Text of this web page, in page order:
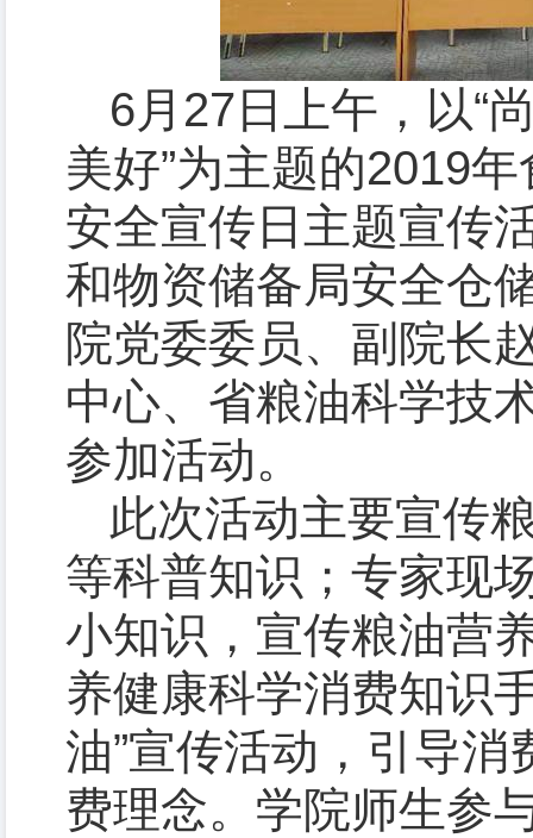
6月 27日上午，以“
美好”为主题的2019年
安全宣传日主题宣传
和物资储备局安全仓
院党委委员、副院长
中心、省粮油科学技
参加活动。
此次活动主要宣传
等科普知识；专家现
小知识，宣传粮油营
养健康科学消费知识
油”宣传活动，引导
费理念。学院师生参